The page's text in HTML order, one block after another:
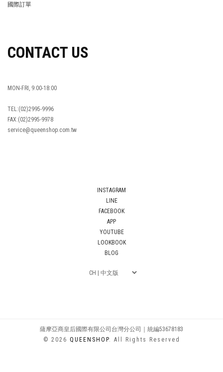
國際訂單
CONTACT US
MON-FRI, 9:00-18:00
TEL:(02)2995-9996
FAX:(02)2995-9978
service@queenshop.com.tw
INSTAGRAM
LINE
FACEBOOK
APP
YOUTUBE
LOOKBOOK
BLOG
薩摩亞商皇后國際有限公司台灣分公司｜統編53678183
© 2026 QUEENSHOP. All Rights Reserved